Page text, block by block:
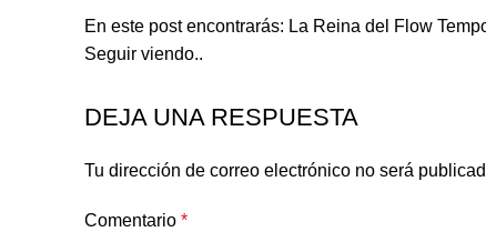
En este post encontrarás: La Reina del Flow
Seguir viendo..
DEJA UNA RESPUESTA
Tu dirección de correo electrónico no será
Comentario *